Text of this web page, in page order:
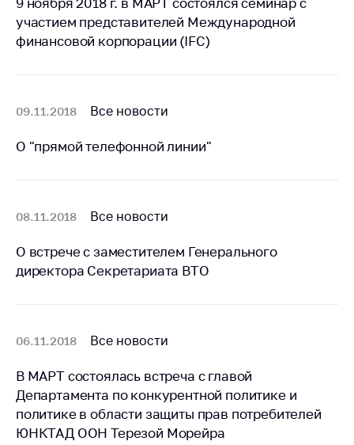
участием представителей Международной
финансовой корпорации (IFC)
09.11.2018 Все новости
О "прямой телефонной линии"
08.11.2018 Все новости
О встрече с заместителем Генерального
директора Секретариата ВТО
06.11.2018 Все новости
В МАРТ состоялась встреча с главой
Департамента по конкурентной политике и
политике в области защиты прав потребителей
ЮНКТАД ООН Терезой Морейра